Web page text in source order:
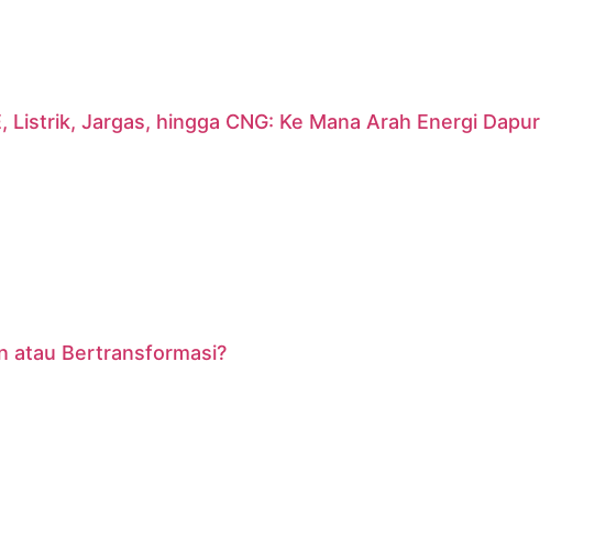
Jargas, hingga CNG: Ke Mana Arah Energi Dapur
atau Bertransformasi?